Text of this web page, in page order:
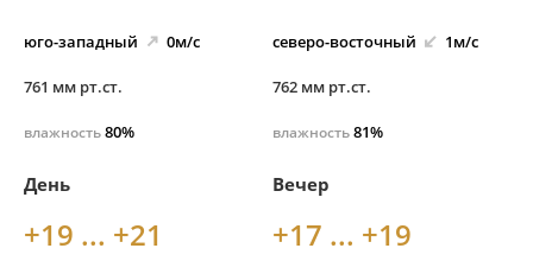
юго-западный 0м/с
761 мм рт.ст.
влажность80%
северо-восточный 1м/с
762 мм рт.ст.
влажность81%
День
+19 ... +21
Вечер
+17 ... +19